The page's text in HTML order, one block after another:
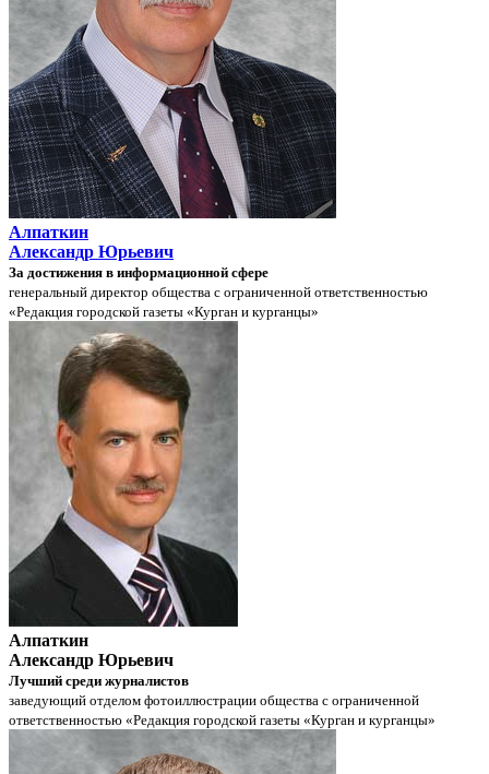
Алпаткин
Александр Юрьевич
За достижения в информационной сфере
генеральный директор общества с ограниченной ответственностью
«Редакция городской газеты «Курган и курганцы»
Алпаткин
Александр Юрьевич
Лучший среди журналистов
заведующий отделом фотоиллюстрации общества с ограниченной
ответственностью «Редакция городской газеты «Курган и курганцы»